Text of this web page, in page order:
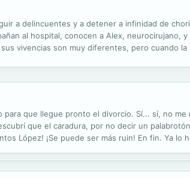
a delincuentes y a detener a infinidad de
al hospital, conocen a Alex, neurocirujano,
vivencias son muy diferentes, pero cuando
que llegue pronto el divorcio. Sí... sí, no me
que el caradura, por no decir un
López! ¡Se puede ser más ruin! En fin. Ya lo